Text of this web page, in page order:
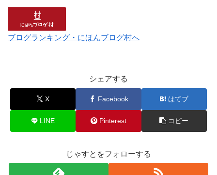
ブログランキング・にほんブログ村へ
シェアする
X Facebook はてブ
LINE Pinterest コピー
じゃすとをフォローする